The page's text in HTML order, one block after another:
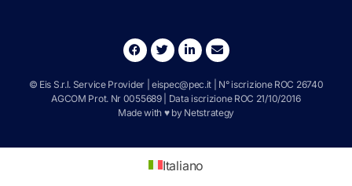
© Eis S.r.l. Service Provider |eispec@pec.it | N° iscrizione ROC 26740
AGCOM Prot. Nr 0055689 | Data iscrizione ROC 21/10/2016
Made with ♥ by Netstrategy
Italiano